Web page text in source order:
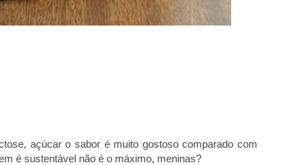
açúcar o sabor é muito gostoso comparado com
é sustentável não é o máximo, meninas?